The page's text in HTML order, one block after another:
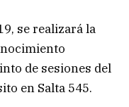
se realizará la
de sesiones del
en Salta 545.